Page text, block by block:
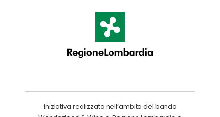
Iniziativa realizzata nell’ambito del bando